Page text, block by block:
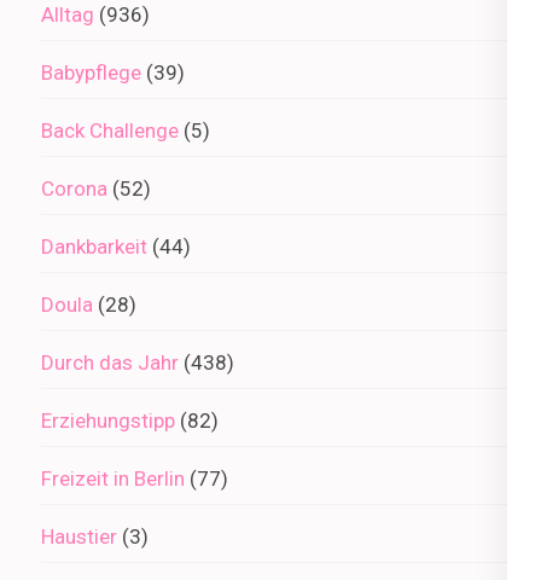
Alltag (936)
Babypflege (39)
Back Challenge (5)
Corona (52)
Dankbarkeit (44)
Doula (28)
Durch das Jahr (438)
Erziehungstipp (82)
Freizeit in Berlin (77)
Haustier (3)